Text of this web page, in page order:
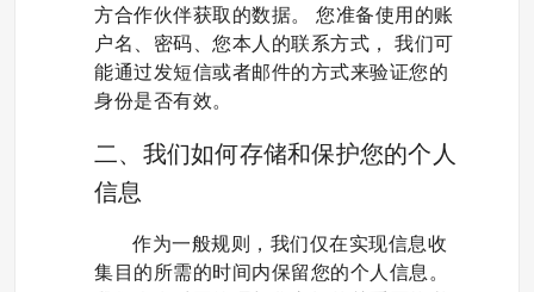
方合作伙伴获取的数据。 您准备使用的账
户名、密码、您本人的联系方式， 我们可
能通过发短信或者邮件的方式来验证您的
身份是否有效。
二、我们如何存储和保护您的个人
信息
作为一般规则，我们仅在实现信息收
集目的所需的时间内保留您的个人信息。